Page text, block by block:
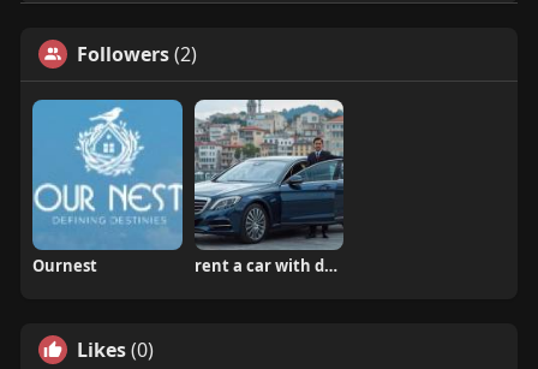
Followers(2)
Ournest rent a car with driver in turkey
Likes(0)